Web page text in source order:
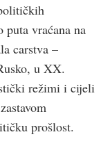
vraćana na
carstva –
u XX.
režimi i cijeli
prošlost.